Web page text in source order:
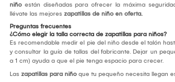
niño están diseñadas para ofrecer la máxima
llévate las mejores zapatillas de niño en oferta.
Preguntas frecuentes
¿Cómo elegir la talla correcta de zapatillas para niños?
Es recomendable medir el pie del niño desde el talón
y consultar la guía de tallas del fabricante. Dejar un
a 1 cm) ayuda a que el pie tenga espacio para crecer.
Las zapatillas para niño que tu pequeño necesita llegan